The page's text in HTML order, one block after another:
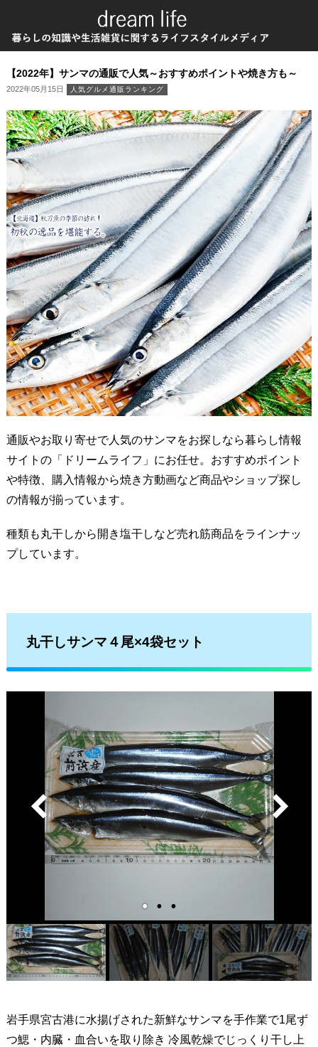
【2022年】サンマの通販で人気～おすすめポイントや焼き方も～
2022年05月15日 人気グルメ通販ランキング
通販やお取り寄せで人気のサンマをお探しなら暮らし情報
サイトの「ドリームライフ」にお任せ。おすすめポイント
や特徴、購入情報から焼き方動画など商品やショップ探し
の情報が揃っています。
種類も丸干しから開き塩干しなど売れ筋商品をラインナッ
プしています。
丸干しサンマ４尾×4袋セット
岩手県宮古港に水揚げされた新鮮なサンマを手作業で1尾ず
つ鰓・内臓・血合いを取り除き 冷風乾燥でじっくり干し上